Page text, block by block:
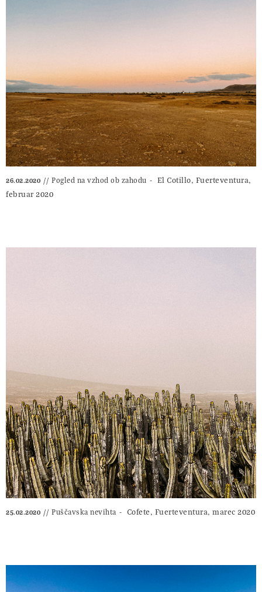
26.02.2020 Pogled na vzhod ob zahodu
El Cotillo, Fuerteventura,
februar 2020
25.02.2020 Puščavska nevihta Cofete, Fuerteventura, marec 2020